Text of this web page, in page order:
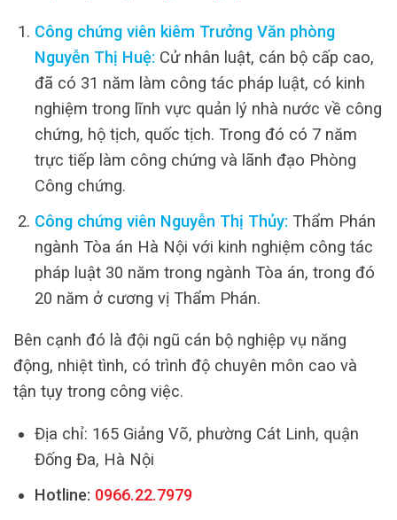
Công chứng viên kiêm Trưởng Văn phòng
Nguyễn Thị Huệ: Cử nhân luật, cán bộ cấp cao,
đã có 31 năm làm công tác pháp luật, có kinh
nghiệm trong lĩnh vực quản lý nhà nước về công
chứng, hộ tịch, quốc tịch. Trong đó có 7 năm
trực tiếp làm công chứng và lãnh đạo Phòng
Công chứng.
Công chứng viên Nguyễn Thị Thủy: Thẩm Phán
ngành Tòa án Hà Nội với kinh nghiệm công tác
pháp luật 30 năm trong ngành Tòa án, trong đó
20 năm ở cương vị Thẩm Phán.
Bên cạnh đó là đội ngũ cán bộ nghiệp vụ năng
động, nhiệt tình, có trình độ chuyên môn cao và
tận tụy trong công việc.
Địa chỉ: 165 Giảng Võ, phường Cát Linh, quận
Đống Đa, Hà Nội
Hotline: 0966.22.7979